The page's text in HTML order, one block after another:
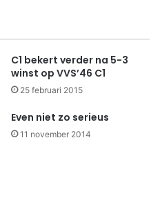
C1 bekert verder na 5-3
winst op VVS’46 C1
25 februari 2015
Even niet zo serieus
11 november 2014